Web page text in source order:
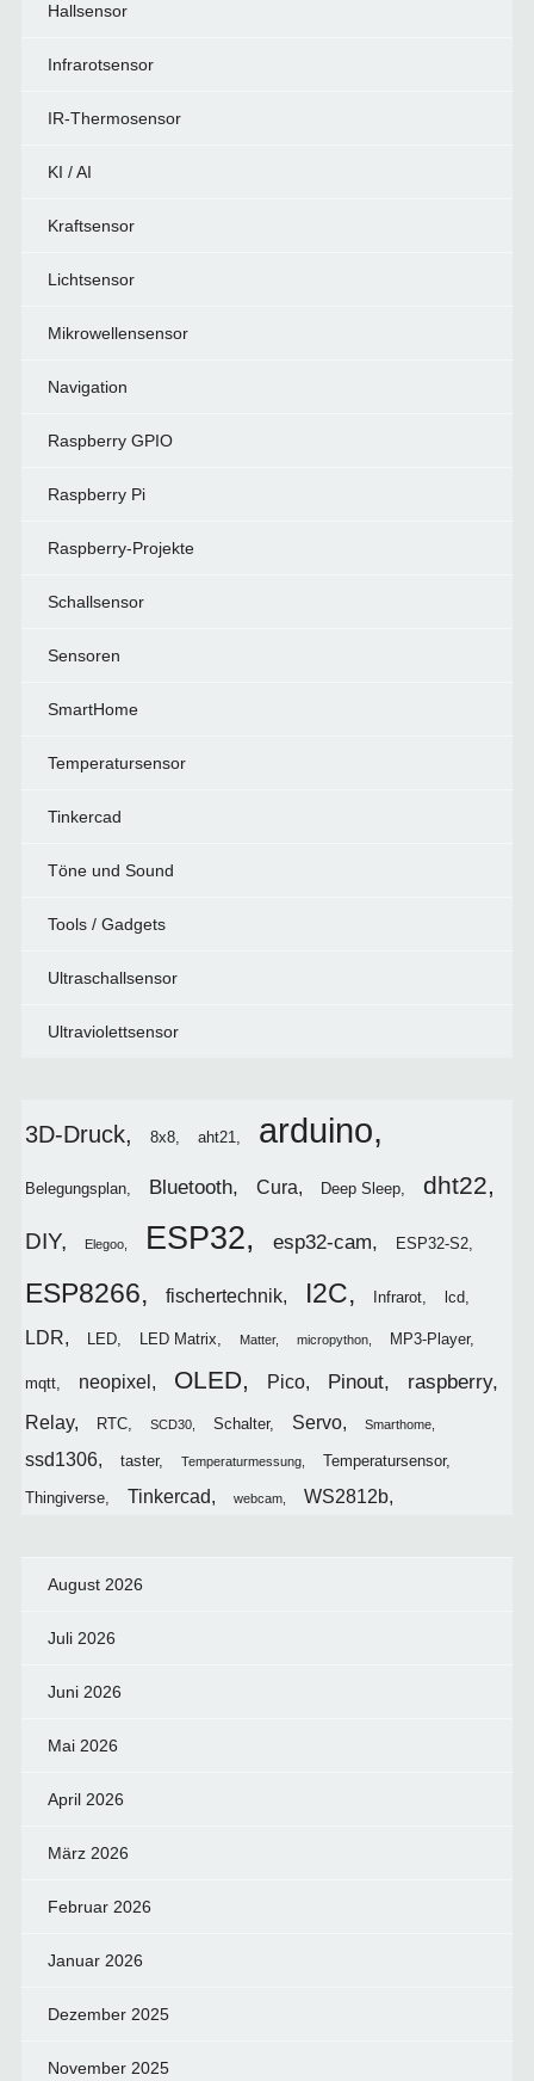
Hallsensor
Infrarotsensor
IR-Thermosensor
KI / AI
Kraftsensor
Lichtsensor
Mikrowellensensor
Navigation
Raspberry GPIO
Raspberry Pi
Raspberry-Projekte
Schallsensor
Sensoren
SmartHome
Temperatursensor
Tinkercad
Töne und Sound
Tools / Gadgets
Ultraschallsensor
Ultraviolettsensor
3D-Druck 8x8 aht21 arduino
Belegungsplan Bluetooth Cura Deep Sleep dht22
DIY Elegoo ESP32 esp32-cam ESP32-S2
ESP8266 fischertechnik I2C Infrarot lcd
LDR LED LED Matrix Matter micropython MP3-Player
mqtt neopixel OLED Pico Pinout raspberry
Relay RTC SCD30 Schalter Servo Smarthome
ssd1306 taster Temperaturmessung Temperatursensor
Thingiverse Tinkercad webcam WS2812b
August 2026
Juli 2026
Juni 2026
Mai 2026
April 2026
März 2026
Februar 2026
Januar 2026
Dezember 2025
November 2025